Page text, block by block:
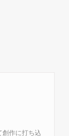
創作に打ち込